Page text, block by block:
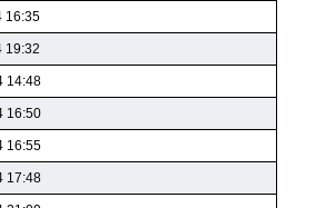
16:35
19:32
14:48
16:50
16:55
17:48